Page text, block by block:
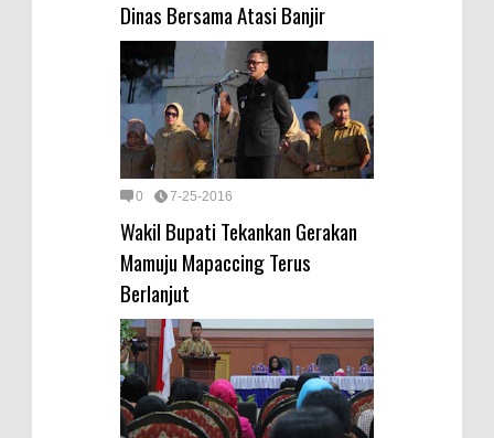
Dinas Bersama Atasi Banjir
0 7-25-2016
Wakil Bupati Tekankan Gerakan
Mamuju Mapaccing Terus
Berlanjut